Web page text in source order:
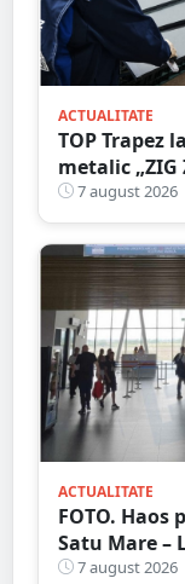
ACTUALITATE
TOP Trapez
metalic „ZIG
în Grădina
7 august 2026
ACTUALITATE
FOTO.
Satu Mare –
nouă
7 august 2026